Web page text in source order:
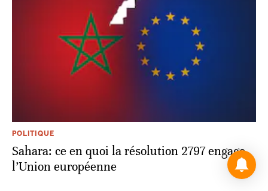
POLITIQUE
Sahara: ce en quoi la résolution 2797 engage
l’Union européenne